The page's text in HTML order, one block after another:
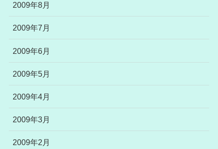
2009年8月
2009年7月
2009年6月
2009年5月
2009年4月
2009年3月
2009年2月